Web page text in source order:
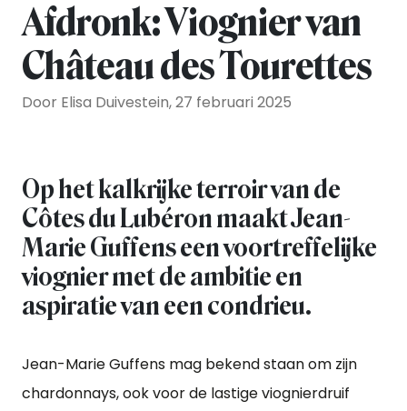
Afdronk: Viognier van
Château des Tourettes
Door Elisa Duivestein, 27 februari 2025
Op het kalkrijke terroir van de
Côtes du Lubéron maakt Jean-
Marie Guffens een voortreffelijke
viognier met de ambitie en
aspiratie van een condrieu.
Jean-Marie Guffens mag bekend staan om zijn
chardonnays, ook voor de lastige viognierdruif